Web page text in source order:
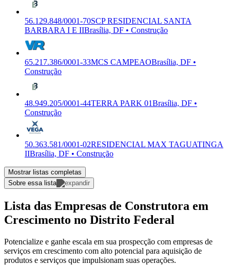
56.129.848/0001-70SCP RESIDENCIAL SANTA
BARBARA I E IIBrasília, DF • Construção
65.217.386/0001-33MCS CAMPEAOBrasília, DF •
Construção
48.949.205/0001-44TERRA PARK 01Brasília, DF •
Construção
50.363.581/0001-02RESIDENCIAL MAX TAGUATINGA
IIBrasília, DF • Construção
Mostrar listas completas
Sobre essa lista
Lista das Empresas de Construtora em
Crescimento no Distrito Federal
Potencialize e ganhe escala em sua prospecção com empresas de
serviços em crescimento com alto potencial para aquisição de
produtos e serviços que impulsionam suas operações.